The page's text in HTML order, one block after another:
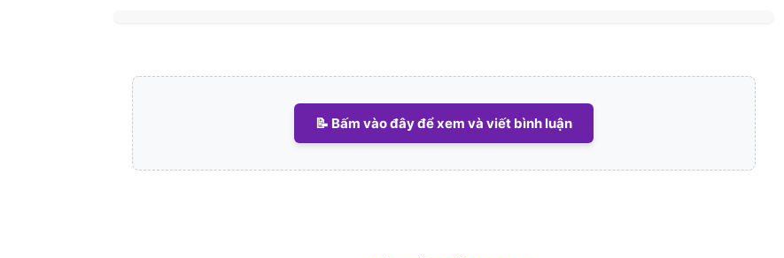
📝 Bấm vào đây để xem và viết bình luận